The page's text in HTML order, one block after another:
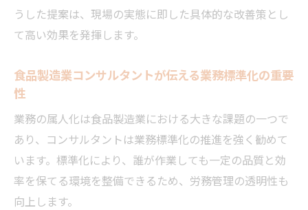
うした提案は、現場の実態に即した具体的な改善策とし
て高い効果を発揮します。
食品製造業コンサルタントが伝える業務標準化の重要
性
業務の属人化は食品製造業における大きな課題の一つで
あり、コンサルタントは業務標準化の推進を強く勧めて
います。標準化により、誰が作業しても一定の品質と効
率を保てる環境を整備できるため、労務管理の透明性も
向上します。